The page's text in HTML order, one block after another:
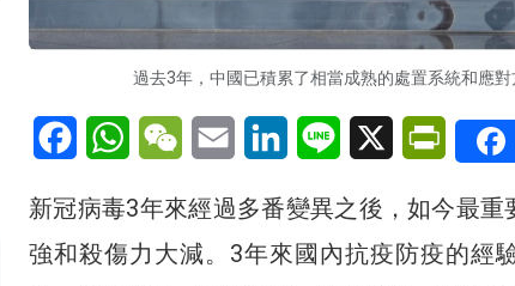
過去3年，中國已積累了相當成熟的處置系統和應對
FacebookWhatsAppWeChatEmail LinkedInLine X
新冠病毒3年來經過多番變異之後，如今最
強和殺傷力大減。3年來國內抗疫防疫的經